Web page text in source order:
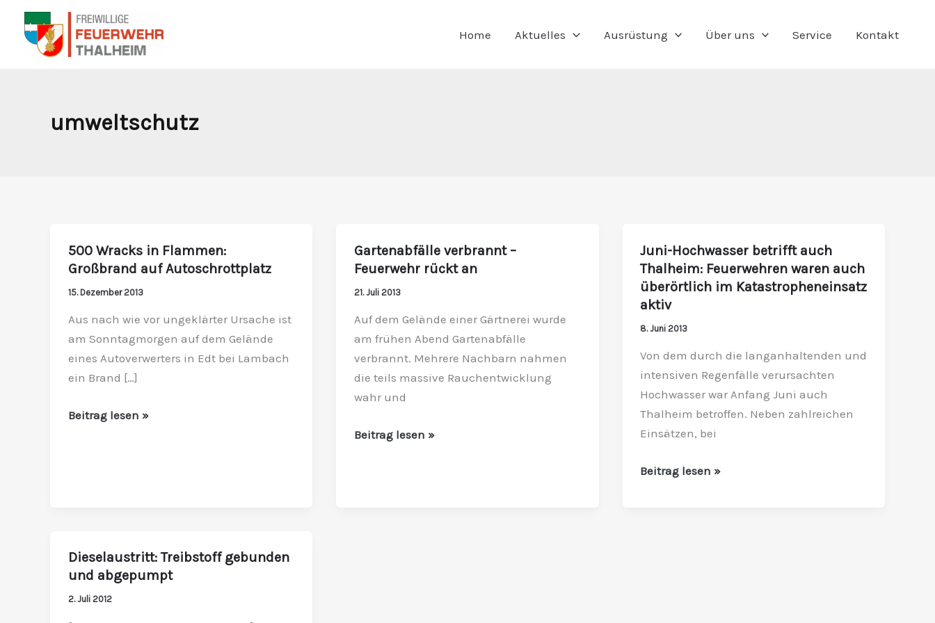
Zum
Inhalt
springen
Home Aktuelles Ausrüstung Über uns Service Kontakt
umweltschutz
500 Wracks in Flammen:
Großbrand auf Autoschrottplatz
15. Dezember 2013
Aus nach wie vor ungeklärter Ursache ist
am Sonntagmorgen auf dem Gelände
eines Autoverwerters in Edt bei Lambach
ein Brand […]
500
Wracks
in
Beitrag lesen »
Gartenabfälle verbrannt –
Feuerwehr rückt an
21. Juli 2013
Auf dem Gelände einer Gärtnerei wurde
am frühen Abend Gartenabfälle
verbrannt. Mehrere Nachbarn nahmen
die teils massive Rauchentwicklung
wahr und
Gartenabfälle
verbrannt
–
Beitrag lesen »
Juni-Hochwasser betrifft auch
Thalheim: Feuerwehren waren auch
überörtlich im Katastropheneinsatz
aktiv
8. Juni 2013
Von dem durch die langanhaltenden und
intensiven Regenfälle verursachten
Hochwasser war Anfang Juni auch
Thalheim betroffen. Neben zahlreichen
Einsätzen, bei
Juni-
Hochwasser
betrifft
auch
Thalheim:
aktiv
Beitrag lesen »
Dieselaustritt: Treibstoff gebunden
und abgepumpt
2. Juli 2012
Dieselaustritt:
Treibstoff
gebunden